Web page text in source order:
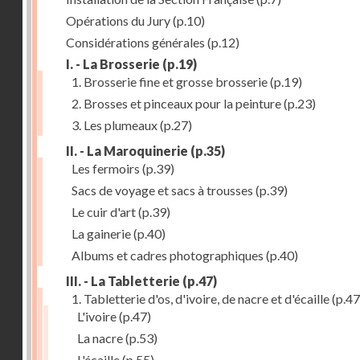
Opérations du Jury(p.10)
Considérations générales (p.12)
I. - La Brosserie (p.19)
1. Brosserie fine et grosse brosserie(p.19)
2. Brosses et pinceaux pour la peinture(p.23)
3. Les plumeaux(p.27)
II. - La Maroquinerie (p.35)
Les fermoirs (p.39)
Sacs de voyage et sacs à trousses (p.39)
Le cuir d'art(p.39)
La gainerie(p.40)
Albums et cadres photographiques (p.40)
III. - La Tabletterie (p.47)
1. Tabletterie d'os, d'ivoire, de nacre et d'écaille
L'ivoire(p.47)
La nacre(p.53)